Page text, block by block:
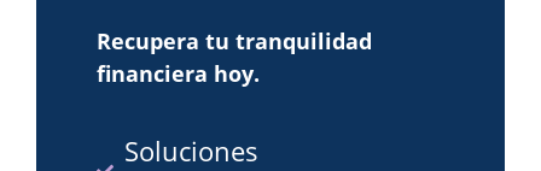
Recupera tu tranquilidad
financiera hoy.
Soluciones